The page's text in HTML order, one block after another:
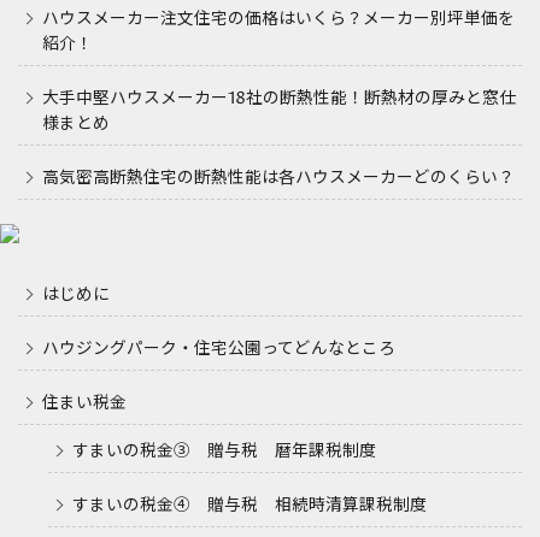
ハウスメーカー注文住宅の価格はいくら？メーカー別坪単価を
紹介！
大手中堅ハウスメーカー18社の断熱性能！断熱材の厚みと窓仕
様まとめ
高気密高断熱住宅の断熱性能は各ハウスメーカーどのくらい？
はじめに
ハウジングパーク・住宅公園ってどんなところ
住まい税金
すまいの税金③ 贈与税 暦年課税制度
すまいの税金④ 贈与税 相続時清算課税制度